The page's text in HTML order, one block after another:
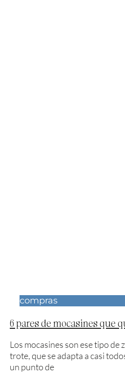
compras
6 pares de mocasines que
Los mocasines son ese tipo de
trote, que se adapta a casi
un punto de